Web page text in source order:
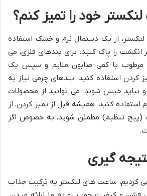
خود را تمیز کنم؟
از یک دستمال نرم و خشک استفاده
انگشت را پاک کنید. برای بندهای فلزی، می
مرطوب با کمی صابون ملایم و سپس یک
کردن استفاده کنید. بندهای چرمی نیاز به
نباید خیس شوند؛ می توانید از محصولات
کنید. همیشه قبل از تمیز کردن، از
(پیچ تنظیم) مطمئن شوید، به خصوص اگر
گیری
کردیم، ساعت های لنکستر یه ترکیب جذاب